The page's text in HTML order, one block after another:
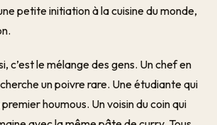
petite initiation à la cuisine du monde,
c’est le mélange des gens. Un chef en
un poivre rare. Une étudiante qui
houmous. Un voisin du coin qui